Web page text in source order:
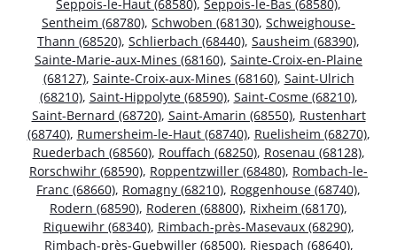
Seppois-le-Haut (68580), Seppois-le-Bas (68580),
Sentheim (68780), Schwoben (68130), Schweighouse-
Thann (68520), Schlierbach (68440), Sausheim (68390),
Sainte-Marie-aux-Mines (68160), Sainte-Croix-en-Plaine
(68127), Sainte-Croix-aux-Mines (68160), Saint-Ulrich
(68210), Saint-Hippolyte (68590), Saint-Cosme (68210),
Saint-Bernard (68720), Saint-Amarin (68550), Rustenhart
(68740), Rumersheim-le-Haut (68740), Ruelisheim (68270),
Ruederbach (68560), Rouffach (68250), Rosenau (68128),
Rorschwihr (68590), Roppentzwiller (68480), Rombach-le-
Franc (68660), Romagny (68210), Roggenhouse (68740),
Rodern (68590), Roderen (68800), Rixheim (68170),
Riquewihr (68340), Rimbach-près-Masevaux (68290),
Rimbach-près-Guebwiller (68500), Riespach (68640),